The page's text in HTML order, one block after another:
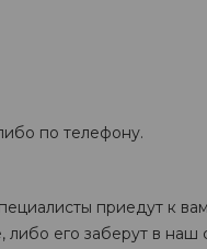
по телефону.
приедут к
его заберут в наш